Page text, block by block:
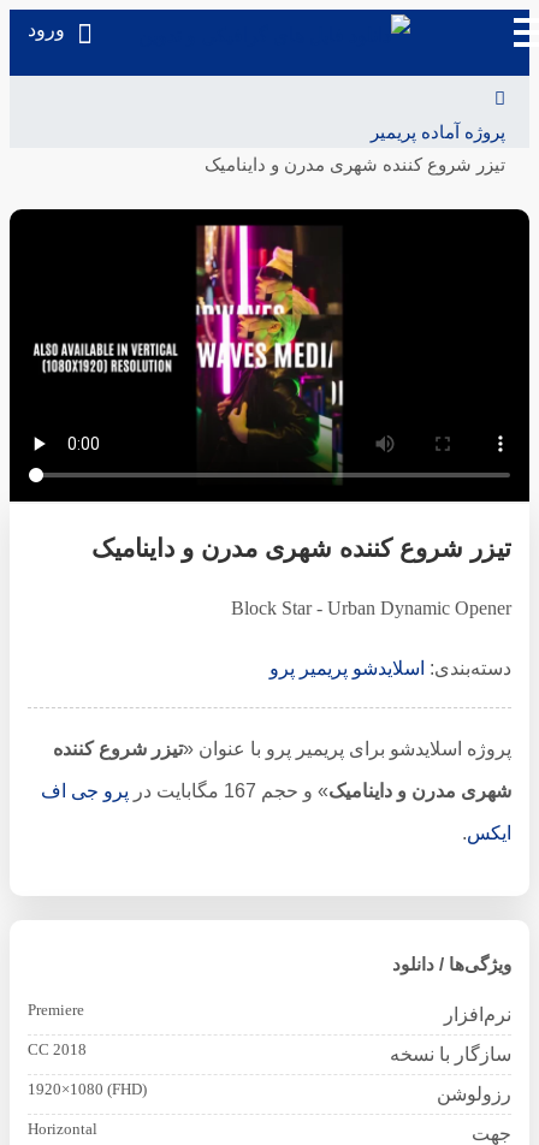
ورود
پروژه آماده پریمیر
تیزر شروع کننده شهری مدرن و داینامیک
تیزر شروع کننده شهری مدرن و داینامیک
Block Star - Urban Dynamic Opener
دسته‌بندی:اسلایدشو پریمیر پرو
پروژه اسلایدشو برای پریمیر پرو با عنوان « تیزر شروع کننده
شهری مدرن و داینامیک» و حجم 167 مگابایت در پرو جی اف
ایکس.
ویژگی‌ها / دانلود
نرم‌افزار Premiere
سازگار با نسخه CC 2018
رزولوشن 1920×1080 (FHD)
جهت Horizontal